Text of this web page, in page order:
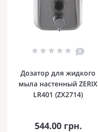
0
Дозатор для жидкого
мыла настенный ZERIX
LR401 (ZX2714)
544.00 грн.